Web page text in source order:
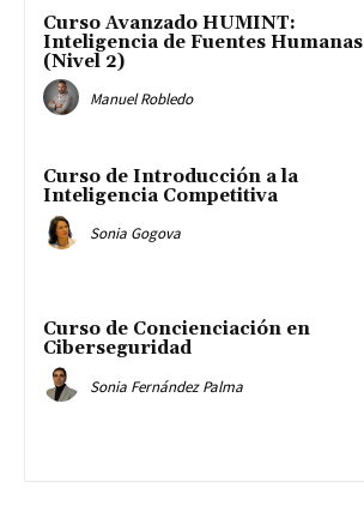
Curso Avanzado HUMINT:
Inteligencia de Fuentes Humanas
(Nivel 2)
Manuel Robledo
Curso de Introducción a la
Inteligencia Competitiva
Sonia Gogova
Curso de Concienciación en
Ciberseguridad
Sonia Fernández Palma